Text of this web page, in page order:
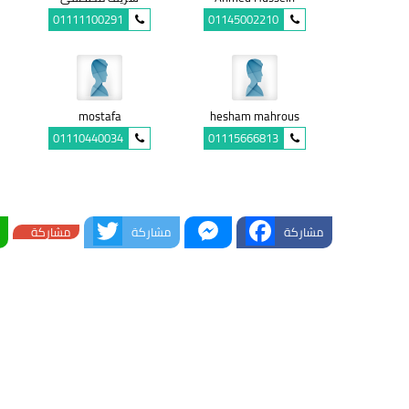
01145002210
01111100291
hesham mahrous
01115666813
mostafa
01110440034
مشاركة Facebook
Messenger
مشاركة Twitterمشاركة